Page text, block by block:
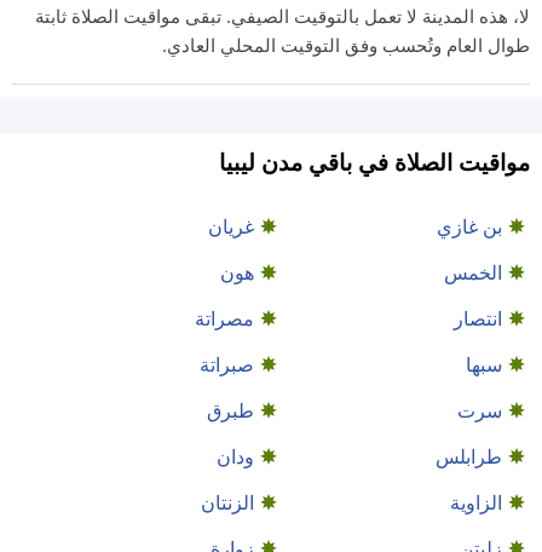
لا، هذه المدينة لا تعمل بالتوقيت الصيفي. تبقى مواقيت الصلاة ثابتة
طوال العام وتُحسب وفق التوقيت المحلي العادي.
مواقيت الصلاة في باقي مدن ليبيا
بن غازي
غريان
الخمس
هون
انتصار
مصراتة
سبها
صبراتة
سرت
طبرق
طرابلس
ودان
الزاوية
الزنتان